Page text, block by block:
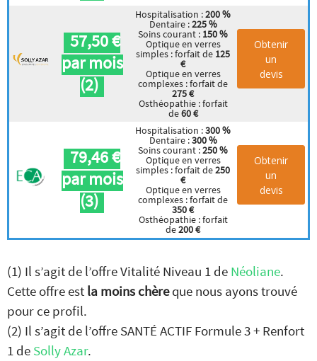
57,50 €
par mois
(2)
Hospitalisation :200 %
Dentaire :225 %
Soins courant : 150 %
Optique en verres
simples : forfait de 125
€
Optique en verres
complexes : forfait de
275 €
Osthéopathie : forfait
de60 €
Obtenir
un
devis
79,46 €
par mois
(3)
Hospitalisation :300 %
Dentaire :300 %
Soins courant :250 %
Optique en verres
simples : forfait de250
€
Optique en verres
complexes : forfait de
350 €
Osthéopathie : forfait
de200 €
Obtenir
un
devis
(1) Il s’agit de l’offre Vitalité Niveau 1 de Néoliane.
Cette offre est la moins chèreque nous ayons trouvé
pour ce profil.
(2) Il s’agit de l’offre SANTÉ ACTIF Formule 3 + Renfort
1 de Solly Azar.